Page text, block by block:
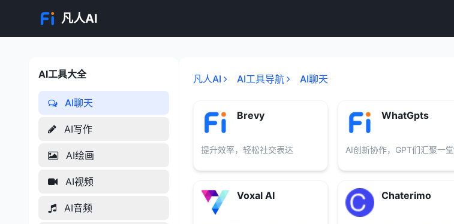
凡人AI
AI工具大全
AI工具大全
AI聊天
AI写作
AI绘画
AI视频
AI音频
凡人AI AI工具导航 AI聊天
Brevy
提升效率，轻松社交表达
WhatGpts
AI创新协作，GPT们汇聚一堂
Voxal AI Chaterimo